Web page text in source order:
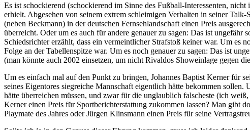
Es ist schockierend (schockierend im Sinne des Fußball-Interessenten,
erhielt. Abgesehen von seinem extrem schleimigen Verhalten in seiner
(neben Beckmann) in der deutschen Fernsehlandschaft einen Preis
überreicht. Oder um es auch für andere genauer zu sagen: Das ist
Schiedsrichter erzählt, dass ein vermeintlicher Strafstoß keiner war. Um es
Folge an der Tabellenspitze war. Um es noch genauer zu sagen: Das ist
(man könnte auch 2002 einsetzen, um nicht Rivaldos Showeinlage gegen
Um es einfach mal auf den Punkt zu bringen, Johannes Baptist Kerner für
seines Eigentores siegreiche Mannschaft eigentlich hätte bekommen
hätte überreichen müssen, und zwar für die unglaublich falscheste (ich weiß,
Kerner einen Preis für Sportberichterstattung zukommen lassen? Man gibt
Playmate des Jahres oder Jürgen Klinsmann einen Preis für seine